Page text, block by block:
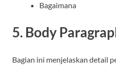
Bagaimana
5. Body
Bagian ini menjelaskan detail